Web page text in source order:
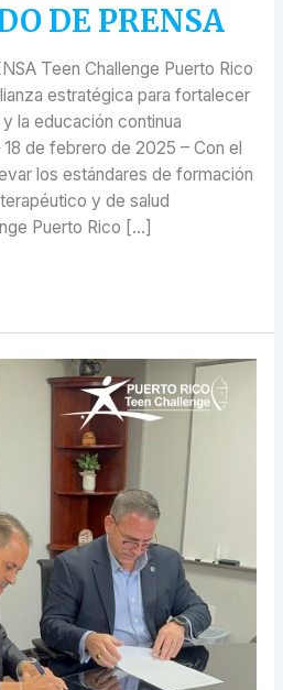
DE PRENSA
Teen Challenge Puerto Rico
estratégica para fortalecer
la educación continua
de febrero de 2025 – Con el
los estándares de formación
y de salud
Puerto Rico […]